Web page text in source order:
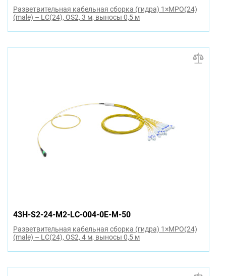
Разветвительная кабельная сборка (гидра) 1×MPO(24)
(male) – LC(24), OS2, 3 м, выносы 0,5 м
43H-S2-24-M2-LC-004-0E-M-50
Разветвительная кабельная сборка (гидра) 1×MPO(24)
(male) – LC(24), OS2, 4 м, выносы 0,5 м